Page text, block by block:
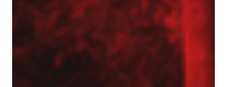
Mechanik / serwisant (K/M)
Młodszy Inżynier Budowy (K/M)
Mechanik / serwisant maszyn budowlanych